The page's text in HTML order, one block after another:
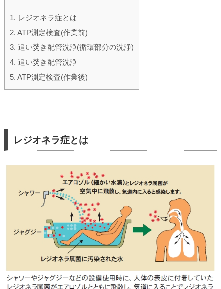
1. レジオネラ症とは
2. ATP測定検査(作業前)
3. 追い焚き配管洗浄(循環部分の洗浄)
4. 追い焚き配管洗浄
5. ATP測定検査(作業後)
レジオネラ症とは